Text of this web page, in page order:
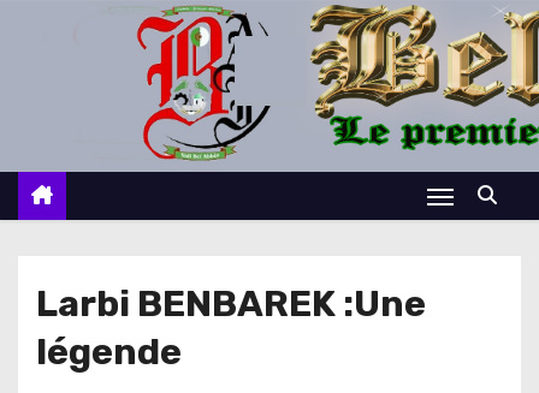
c
Larbi BENBAREK :Une
légende